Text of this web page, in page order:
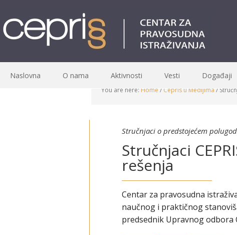
Naslovna O nama Aktivnosti Vesti Događaji
You are here: Home /Cepris u Medijima /
Stručnjaci o predstojećem
Stručnjaci
rešenja
Centar za pravosudna
naučnog i praktičnog
predsednik Upravnog odbora